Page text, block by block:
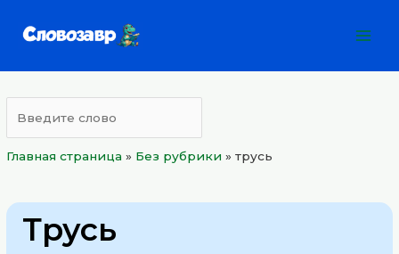
Главная страница » Без рубрики »трусь
Трусь